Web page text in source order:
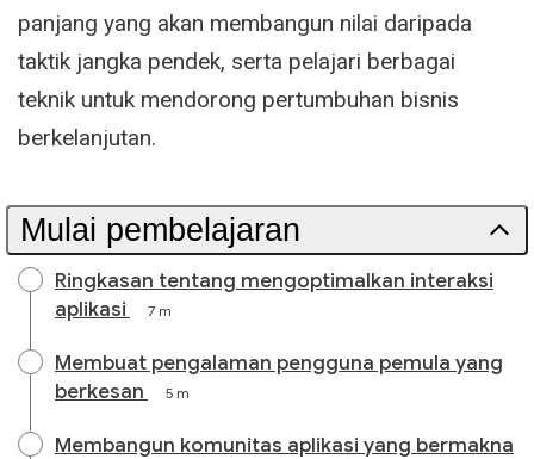
panjang yang akan membangun nilai daripada
taktik jangka pendek, serta pelajari berbagai
teknik untuk mendorong pertumbuhan bisnis
berkelanjutan.
Mulai pembelajaran
Ringkasan tentang mengoptimalkan interaksi
aplikasi
7 m
Membuat pengalaman pengguna pemula yang
berkesan
5 m
Membangun komunitas aplikasi yang bermakna